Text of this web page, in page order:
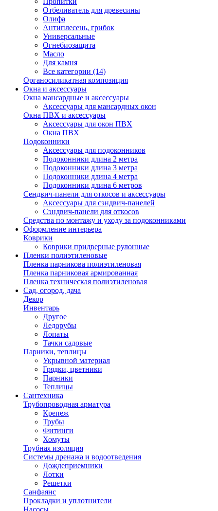
Отбеливатель для древесины
Олифа
Антиплесень, грибок
Универсальные
Огнебиозащита
Масло
Для камня
Все категории (14)
Органосиликатная композиция
Окна и аксессуары
Окна мансардные и аксессуары
Аксессуары для мансардных окон
Окна ПВХ и аксессуары
Аксессуары для окон ПВХ
Окна ПВХ
Подоконники
Аксессуары для подоконников
Подоконники длина 2 метра
Подоконники длина 3 метра
Подоконники длина 4 метра
Подоконники длина 6 метров
Сендвич-панели для откосов и аксессуары
Аксессуары для сэндвич-панелей
Сэндвич-панели для откосов
Средства по монтажу и уходу за подоконниками
Оформление интерьера
Коврики
Коврики придверные рулонные
Пленки полиэтиленовые
Пленка парникова полиэтиленовая
Пленка парниковая армированная
Пленка техническая полиэтиленовая
Сад, огород, дача
Декор
Инвентарь
Другое
Ледорубы
Лопаты
Тачки садовые
Парники, теплицы
Укрывной материал
Грядки, цветники
Парники
Теплицы
Сантехника
Трубопроводная арматура
Крепеж
Трубы
Фитинги
Хомуты
Трубная изоляция
Системы дренажа и водоотведения
Дождеприемники
Лотки
Решетки
Санфаянс
Прокладки и уплотнители
Насосы